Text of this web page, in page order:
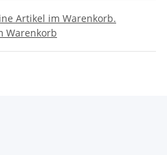
Artikel im Warenkorb.
Warenkorb